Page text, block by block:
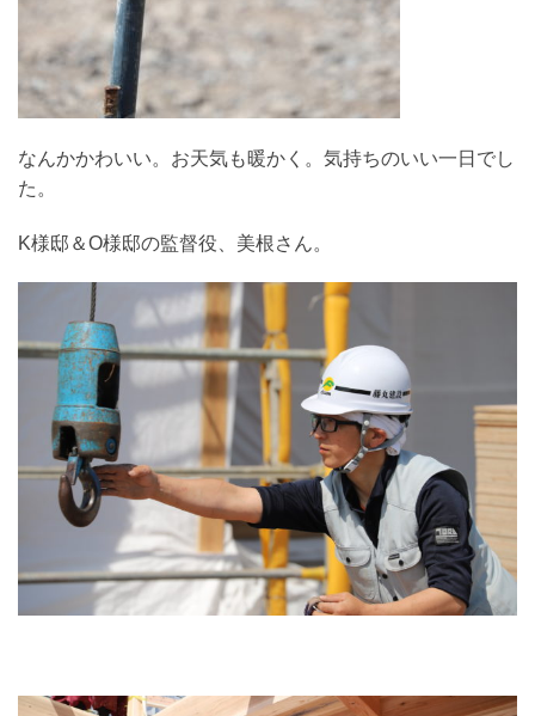
なんかかわいい。お天気も暖かく。気持ちのいい一日でし
た。
K様邸＆O様邸の監督役、美根さん。